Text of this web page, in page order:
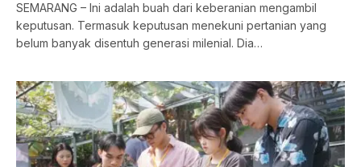
SEMARANG – Ini adalah buah dari keberanian mengambil
keputusan. Termasuk keputusan menekuni pertanian yang
belum banyak disentuh generasi milenial. Dia…